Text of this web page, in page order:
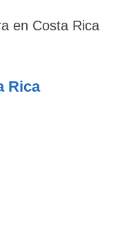
en Costa Rica
Rica